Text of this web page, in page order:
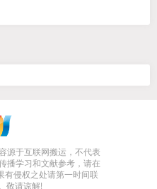
源于互联网搬运，不代表
播学习和文献参考，请在
有侵权之处请第一时间联
敬请谅解!